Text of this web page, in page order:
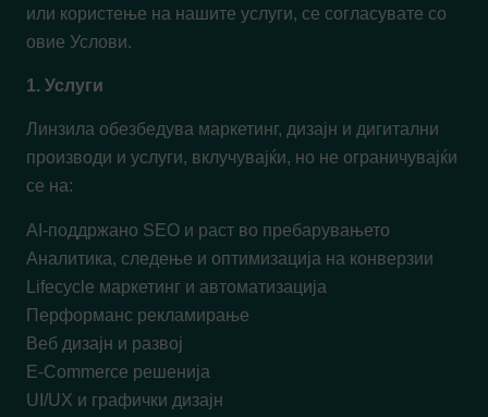
или користење на нашите услуги, се согласувате со
овие Услови.
1. Услуги
Линзила обезбедува маркетинг, дизајн и дигитални
производи и услуги, вклучувајќи, но не ограничувајќи
се на:
AI-поддржано SEO и раст во пребарувањето
Аналитика, следење и оптимизација на конверзии
Lifecycle маркетинг и автоматизација
Перформанс рекламирање
Веб дизајн и развој
E-Commerce решенија
UI/UX и графички дизајн